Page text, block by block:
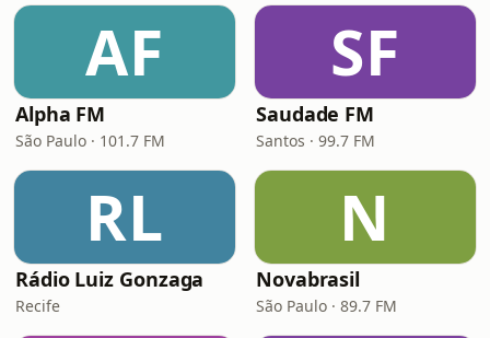
AF
Alpha FM
São Paulo · 101.7 FM
SF
Saudade FM
Santos · 99.7 FM
RL
Rádio Luiz Gonzaga
Recife
N
Novabrasil
São Paulo · 89.7 FM